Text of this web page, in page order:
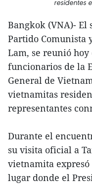
residentes
Bangkok (VNA)- El
Partido Comunista
Lam, se reunió
funcionarios de la
General de
vietnamitas
representantes
Durante el
su visita oficial a
vietnamita
lugar donde el